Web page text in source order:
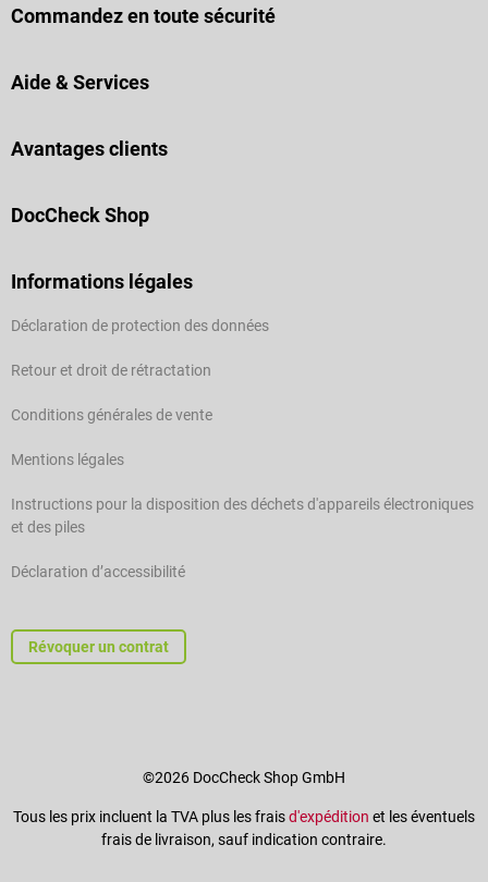
Commandez en toute sécurité
Aide & Services
Avantages clients
DocCheck Shop
Informations légales
Déclaration de protection des données
Retour et droit de rétractation
Conditions générales de vente
Mentions légales
Instructions pour la disposition des déchets d'appareils électroniques
et des piles
Déclaration d’accessibilité
Révoquer un contrat
©2026 DocCheck Shop GmbH
Tous les prix incluent la TVA plus les fraisd'expédition et les éventuels
frais de livraison, sauf indication contraire.